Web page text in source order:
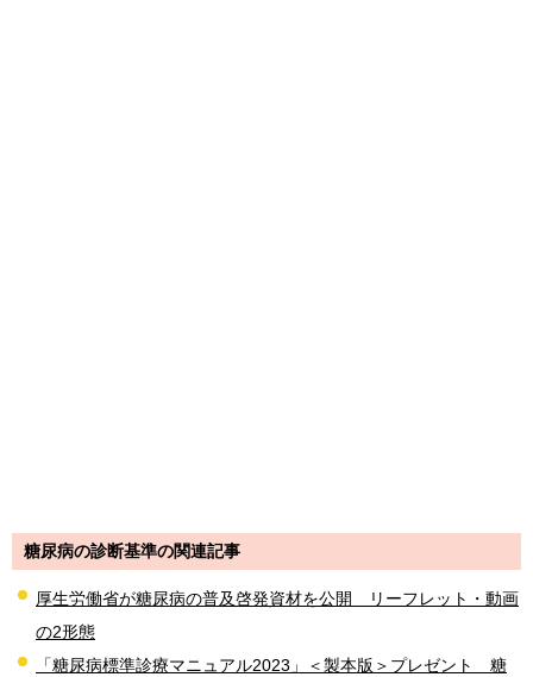
糖尿病の診断基準の関連記事
厚生労働省が糖尿病の普及啓発資材を公開 リーフレット・動画
の2形態
「糖尿病標準診療マニュアル2023」＜製本版＞プレゼント 糖